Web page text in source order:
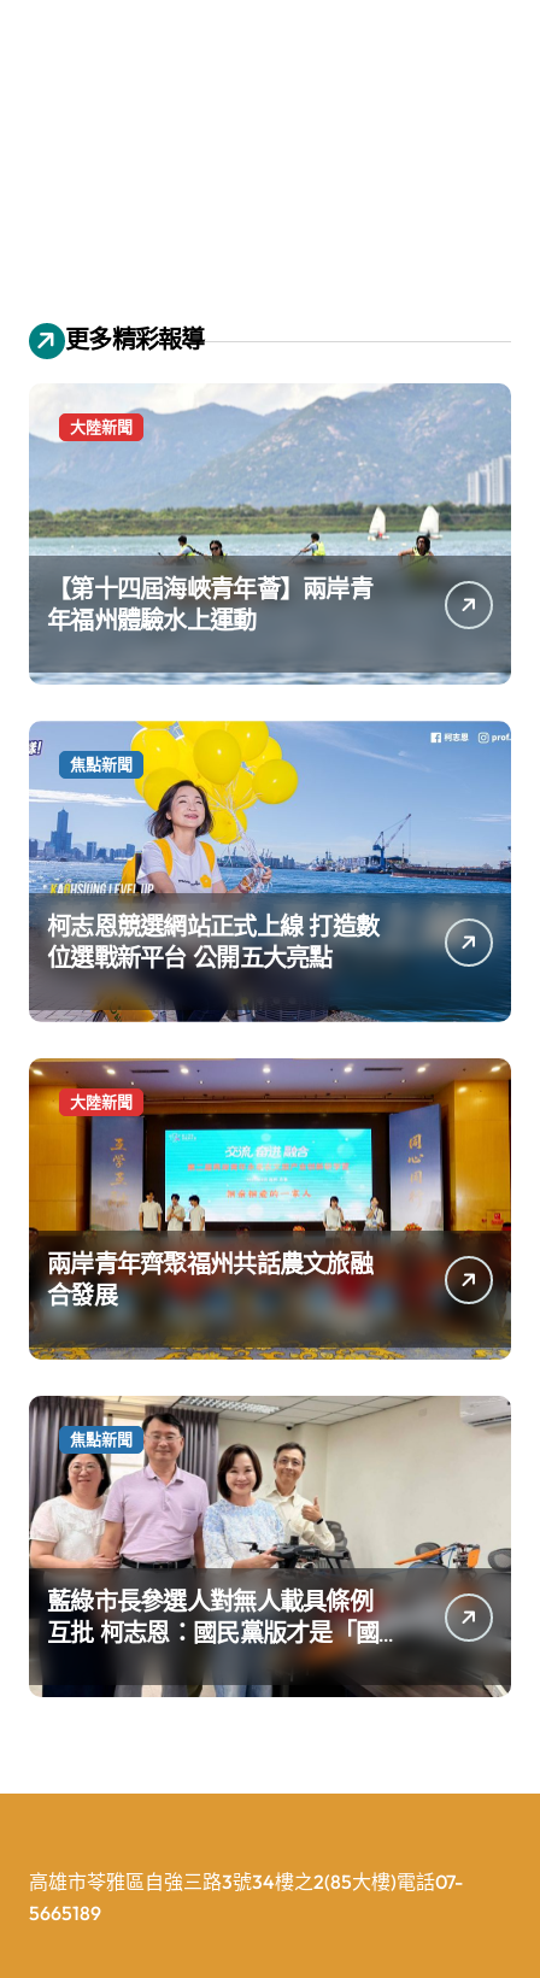
更多精彩報導
大陸新聞
【第十四屆海峽青年薈】兩岸青
年福州體驗水上運動
焦點新聞
柯志恩競選網站正式上線 打造數
位選戰新平台 公開五大亮點
大陸新聞
兩岸青年齊聚福州共話農文旅融
合發展
焦點新聞
藍綠市長參選人對無人載具條例
互批 柯志恩：國民黨版才是「國
防+產業」務實版
高雄市苓雅區自強三路3號34樓之2(85大樓)電話07-
5665189